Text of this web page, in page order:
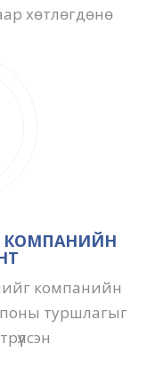
хөтлөгдөнө
КОМПАНИЙН
компанийн
туршлагыг